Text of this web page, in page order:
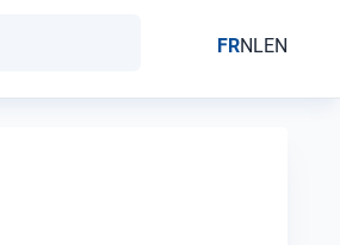
FRNLEN